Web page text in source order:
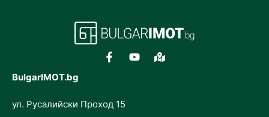
BulgarIMOT.bg
ул. Русалийски Проход 15